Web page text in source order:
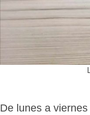
De lunes a viernes